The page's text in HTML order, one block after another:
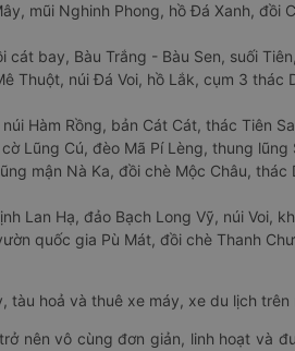
mũi Nghinh Phong, hồ Đá Xanh, đồi
cát bay, Bàu Trắng - Bàu Sen, suối
Thuột, núi Đá Voi, hồ Lắk, cụm 3 thác
Hàm Rồng, bản Cát Cát, thác Tiên
Lũng Cú, đèo Mã Pí Lèng, thung lũng
mận Nà Ka, đồi chè Mộc Châu,
Lan Hạ, đảo Bạch Long Vỹ, núi Voi,
quốc gia Pù Mát, đồi chè Thanh
tàu hoả và thuê xe máy, xe du lịch
nên vô cùng đơn giản, linh hoạt và